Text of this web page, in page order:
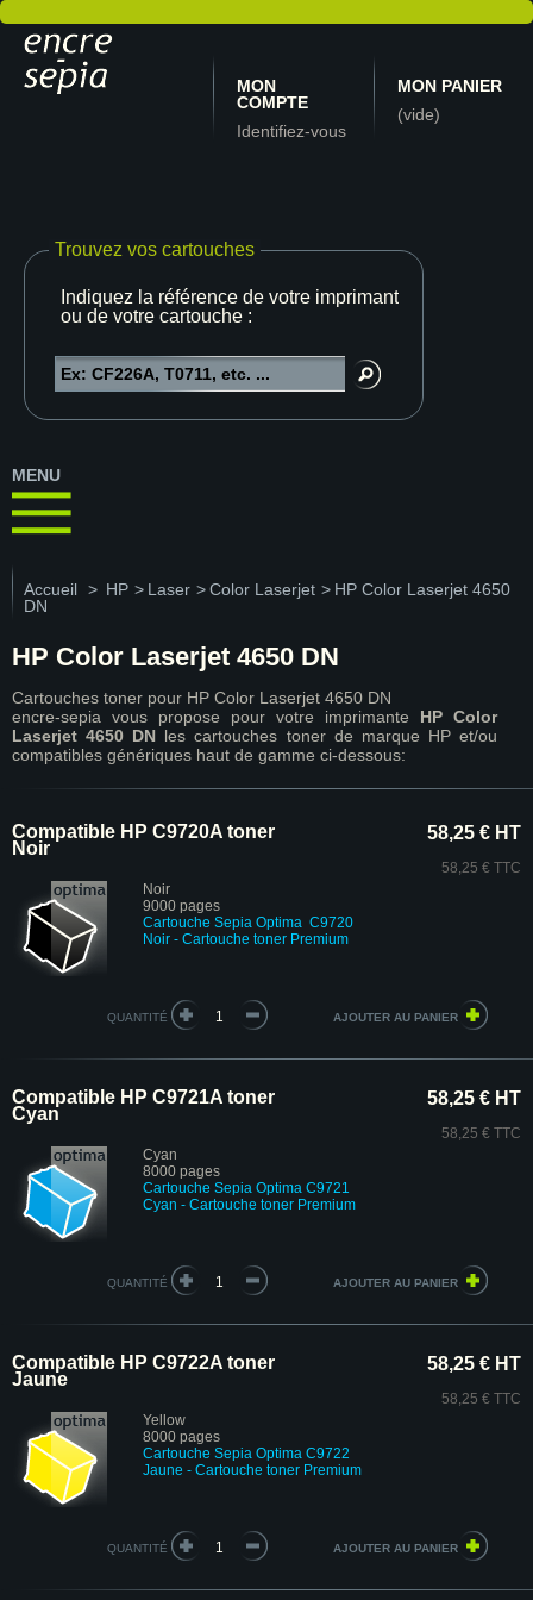
MON
COMPTE
Identifiez-vous
MON PANIER
(vide)
Trouvez vos cartouches
Indiquez la référence de votre imprimante
ou de votre cartouche :
MENU
Accueil > HP > Laser >Color Laserjet > HP Color Laserjet 4650
DN
HP Color Laserjet 4650 DN
Cartouches toner pour HP Color Laserjet 4650 DN
encre-sepia vous propose pour votre imprimante HP Color
Laserjet 4650 DN les cartouches toner de marque HP et/ou
compatibles génériques haut de gamme ci-dessous:
Compatible HP C9720A toner
Noir
Noir
9000 pages
Cartouche Sepia Optima C9720
Noir - Cartouche toner Premium
58,25 € HT
58,25 € TTC
QUANTITÉ
Compatible HP C9721A toner
Cyan
Cyan
8000 pages
Cartouche Sepia Optima C9721
Cyan - Cartouche toner Premium
58,25 € HT
58,25 € TTC
QUANTITÉ
Compatible HP C9722A toner
Jaune
Yellow
8000 pages
Cartouche Sepia Optima C9722
Jaune - Cartouche toner Premium
58,25 € HT
58,25 € TTC
QUANTITÉ